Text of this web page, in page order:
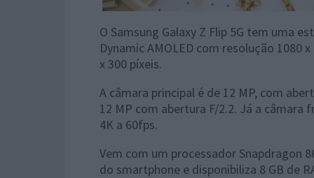
O Samsung Galaxy Z Flip 5G tem uma
Dynamic AMOLED com resolução 1080
x 300 píxeis.
A câmara principal é de 12 MP, com
12 MP com abertura F/2.2. Já a
4K a 60fps.
Vem com um processador Snapdragon
do smartphone e disponibiliza 8 GB de